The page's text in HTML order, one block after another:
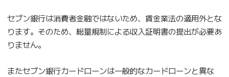
セブン銀行は消費者金融ではないため、賃金業法の適用外とな
ります。そのため、総量規制による収入証明書の提出が必要あ
りません。
またセブン銀行カードローンは一般的なカードローンと異な